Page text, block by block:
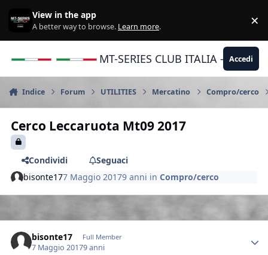
View in the app
A better way to browse. Learn more. ×
MT-SERIES CLUB ITALIA -Accedi
Indice Forum UTILITIES Mercatino Compro/cerco
Cerco Leccaruota Mt09 2017
Condividi
Seguaci
bisonte177 Maggio 20179 anni inCompro/cerco
bisonte17 Full Member
7 Maggio 20179 anni